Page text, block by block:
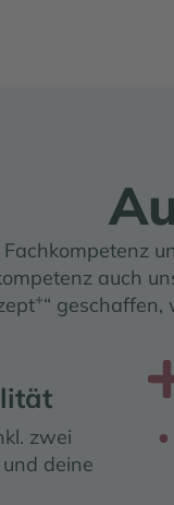
auch
+“
zwei
deine